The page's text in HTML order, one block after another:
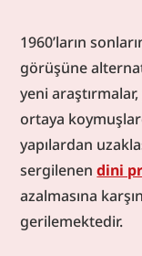
1960’ların
görüşüne
yeni
ortaya
yapılardan
sergilenen dini
azalmasına
gerilemektedir.